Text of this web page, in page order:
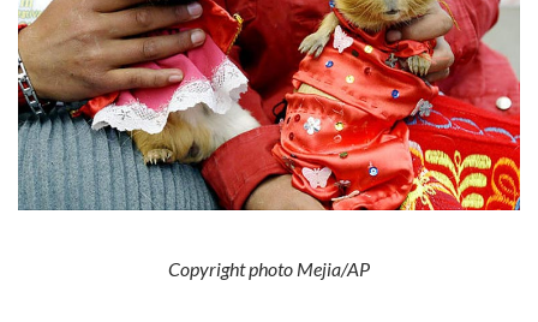
Copyright photo Mejia/AP